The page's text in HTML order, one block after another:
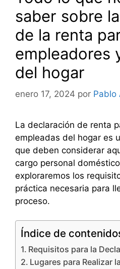
saber sobre
de la renta
empleadores
del hogar
enero 17, 2024 por Pablo
La declaración de renta
empleadas del hogar es
que deben considerar
cargo personal
exploraremos los
práctica necesaria para
proceso.
Índice de
Requisitos para la
Lugares para Realizar